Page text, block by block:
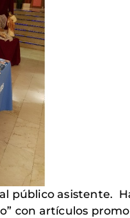
público asistente.
con artículos